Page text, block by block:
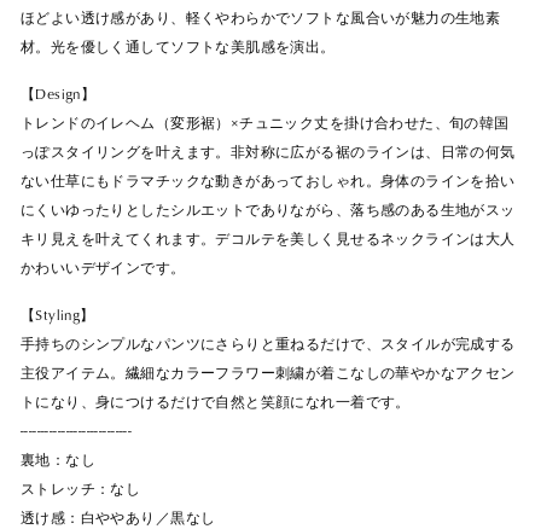
ほどよい透け感があり、軽くやわらかでソフトな風合いが魅力の生地素
材。光を優しく通してソフトな美肌感を演出。
【Design】
トレンドのイレヘム（変形裾）×チュニック丈を掛け合わせた、旬の韓国
っぽスタイリングを叶えます。非対称に広がる裾のラインは、日常の何気
ない仕草にもドラマチックな動きがあっておしゃれ。身体のラインを拾い
にくいゆったりとしたシルエットでありながら、落ち感のある生地がスッ
キリ見えを叶えてくれます。デコルテを美しく見せるネックラインは大人
かわいいデザインです。
【Styling】
手持ちのシンプルなパンツにさらりと重ねるだけで、スタイルが完成する
主役アイテム。繊細なカラーフラワー刺繍が着こなしの華やかなアクセン
トになり、身につけるだけで自然と笑顔になれ一着です。
---------------------------
裏地：なし
ストレッチ：なし
透け感：白ややあり／黒なし